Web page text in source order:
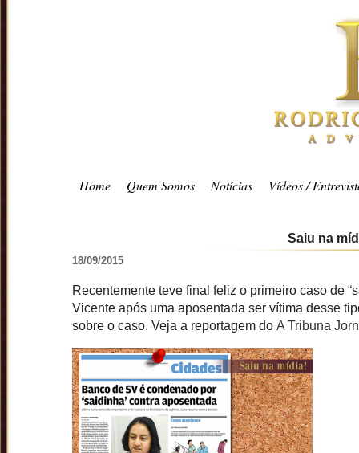
Home Quem Somos Notícias Vídeos /
Saiu na
18/09/2015
Recentemente teve final feliz o primeiro caso de
Vicente após uma aposentada ser vítima desse
sobre o caso. Veja a reportagem do A Tribuna